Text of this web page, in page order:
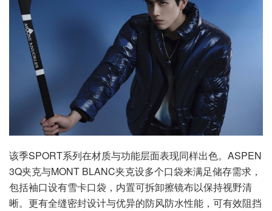
该季SPORT系列在材质与功能层面表现同样出色。ASPEN
3Q夹克与MONT BLANC夹克设多个口袋来满足储存需求，
包括袖口设有雪卡口袋，内置可拆卸擦镜布以保持视野清
晰。更有全缝密封设计与优异的防风防水性能，可有效阻挡